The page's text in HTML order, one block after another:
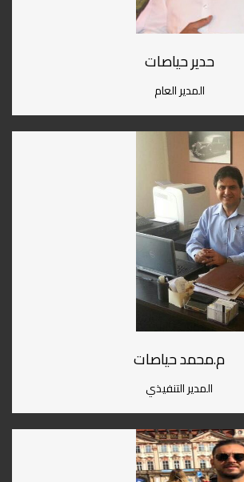
حدير حياصات
المدير العام
م.محمد حياصات
المدير التنفيذي